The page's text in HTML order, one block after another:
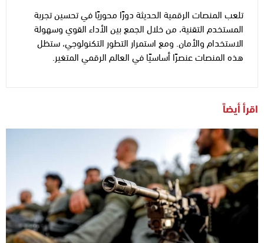
تلعب المنصات الرقمية الحديثة دورًا محوريًا في تحسين تجربة
المستخدم التقنية، من خلال الجمع بين الأداء القوي وسهولة
الاستخدام والأمان. ومع استمرار التطور التكنولوجي، ستظل
هذه المنصات عنصرًا أساسيًا في العالم الرقمي المتغير.
اقرأ أيضاً